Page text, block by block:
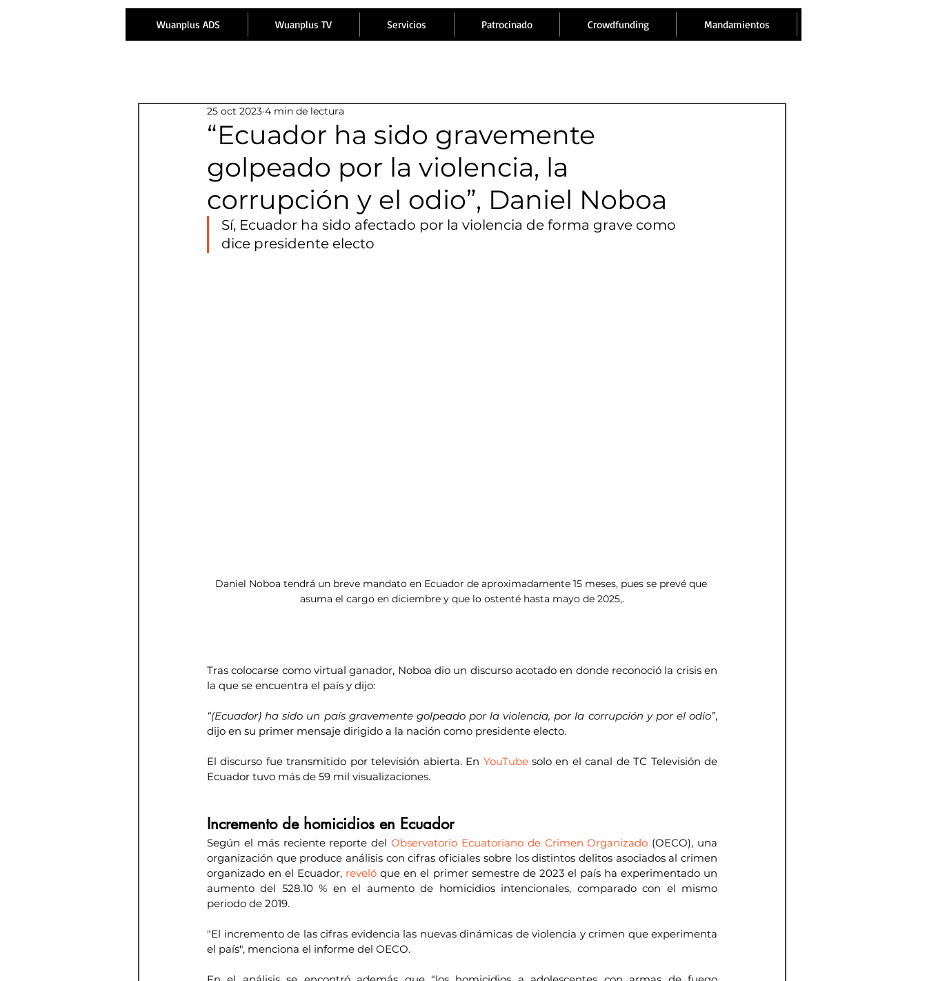
Wuanplus ADS Wuanplus TV Servicios Patrocinado Crowdfunding Mandamientos
“Ecuador ha sido gravemente
golpeado por la violencia, la
corrupción y el odio”, Daniel Noboa
25 oct 2023 4 min de lectura
Sí, Ecuador ha sido afectado por la violencia de forma grave como
dice presidente electo
Daniel Noboa tendrá un breve mandato en Ecuador de aproximadamente 15 meses, pues se prevé que
asuma el cargo en diciembre y que lo ostenté hasta mayo de 2025,.
Tras colocarse como virtual ganador, Noboa dio un discurso acotado en donde reconoció la crisis en
la que se encuentra el país y dijo:
“(Ecuador) ha sido un país gravemente golpeado por la violencia, por la corrupción y por el odio”,
dijo en su primer mensaje dirigido a la nación como presidente electo.
El discurso fue transmitido por televisión abierta. En YouTube solo en el canal de TC Televisión de
Ecuador tuvo más de 59 mil visualizaciones.
Incremento de homicidios en Ecuador
Según el más reciente reporte del Observatorio Ecuatoriano de Crimen Organizado (OECO), una
organización que produce análisis con cifras oficiales sobre los distintos delitos asociados al crimen
organizado en el Ecuador, reveló que en el primer semestre de 2023 el país ha experimentado un
aumento del 528.10 % en el aumento de homicidios intencionales, comparado con el mismo
periodo de 2019.
"El incremento de las cifras evidencia las nuevas dinámicas de violencia y crimen que experimenta
el país", menciona el informe del OECO.